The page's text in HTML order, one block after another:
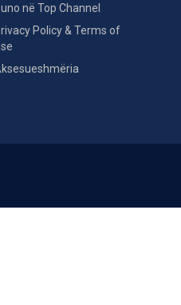
në Top Channel
Policy & Terms of